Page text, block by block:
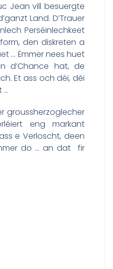
Jean vill besuergte
Land. D’Trauer
Perséinlechkeet
den diskreten a
… Ëmmer nees huet
d’Chance hat, de
Et ass och déi, déi
…
groussherzoglecher
eng markant
e Verloscht, deen
do … an dat fir